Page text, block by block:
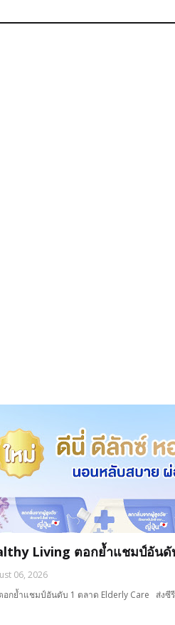
Living ตอกย้ำแชมป์อันดั
06, 2026
กย้ำแชมป์อันดับ 1 ตลาด Elderly Care ส่งซี